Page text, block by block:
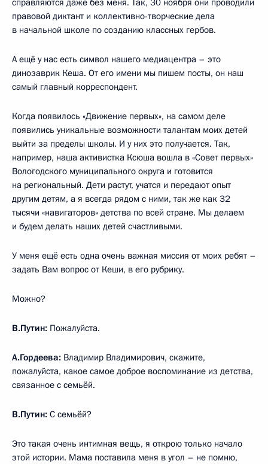
правовой диктант и коллективно-творческие дела
в начальной школе по созданию классных гербов.
А ещё у нас есть символ нашего медиацентра – это
динозаврик Кеша. От его имени мы пишем посты, он наш
самый главный корреспондент.
Когда появилось «Движение первых», на самом деле
появились уникальные возможности талантам моих детей
выйти за пределы школы. И у них это получается. Так,
например, наша активистка Ксюша вошла в «Совет первых»
Вологодского муниципального округа и готовится
на региональный. Дети растут, учатся и передают опыт
другим детям, а я всегда рядом с ними, так же как 32
тысячи «навигаторов» детства по всей стране. Мы делаем
и будем делать наших детей счастливыми.
У меня ещё есть одна очень важная миссия от моих ребят –
задать Вам вопрос от Кеши, в его рубрику.
Можно?
В.Путин: Пожалуйста.
А.Гордеева: Владимир Владимирович, скажите,
пожалуйста, какое самое доброе воспоминание из детства,
связанное с семьёй.
В.Путин: С семьёй?
Это такая очень интимная вещь, я открою только начало
этой истории. Мама поставила меня в угол – не помню,